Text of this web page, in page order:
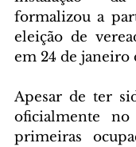
formalizou a
eleição de
em 24 de janeiro
Apesar de ter
oficialmente
primeiras